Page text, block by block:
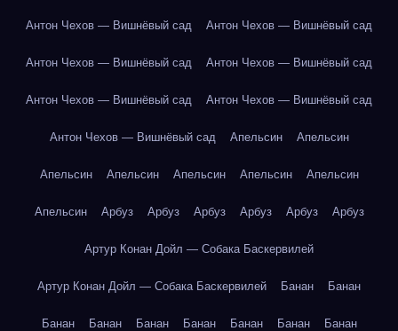
Антон Чехов — Вишнёвый сад Антон Чехов — Вишнёвый сад
Антон Чехов — Вишнёвый сад Антон Чехов — Вишнёвый сад
Антон Чехов — Вишнёвый сад Антон Чехов — Вишнёвый сад
Антон Чехов — Вишнёвый сад Апельсин Апельсин
Апельсин Апельсин Апельсин Апельсин Апельсин
Апельсин Арбуз Арбуз Арбуз Арбуз Арбуз Арбуз
Артур Конан Дойл — Собака Баскервилей
Артур Конан Дойл — Собака Баскервилей Банан Банан
Банан Банан Банан Банан Банан Банан Банан